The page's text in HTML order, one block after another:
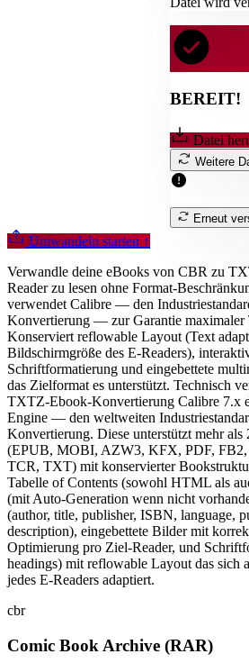
BEREIT!
Datei
Weitere
Erneut
Umwandeln starten ↑
Verwandle deine eBooks von CBR zu
Reader zu lesen ohne Format-
verwendet Calibre — den
Konvertierung — zur Garantie maximaler
Konserviert reflowable Layout (Text
Bildschirmgröße des E-Readers),
Schriftformatierung und eingebettete
das Zielformat es unterstützt. Technisch
TXTZ-Ebook-Konvertierung Calibre 7.x
Engine — den weltweiten
Konvertierung. Diese unterstützt mehr als
(EPUB, MOBI, AZW3, KFX, PDF,
TCR, TXT) mit konservierter
Tabelle of Contents (sowohl HTML als
(mit Auto-Generation wenn nicht
(author, title, publisher, ISBN, language,
description), eingebettete Bilder mit
Optimierung pro Ziel-Reader, und
headings) mit reflowable Layout das sich
jedes E-Readers adaptiert.
cbr
Comic Book Archive (RAR)